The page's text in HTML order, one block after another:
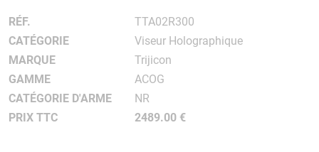
RÉF.
TTA02R300
CATÉGORIE
Viseur Holographique
MARQUE
Trijicon
GAMME
ACOG
CATÉGORIE D'ARME
NR
PRIX TTC
2489.00 €